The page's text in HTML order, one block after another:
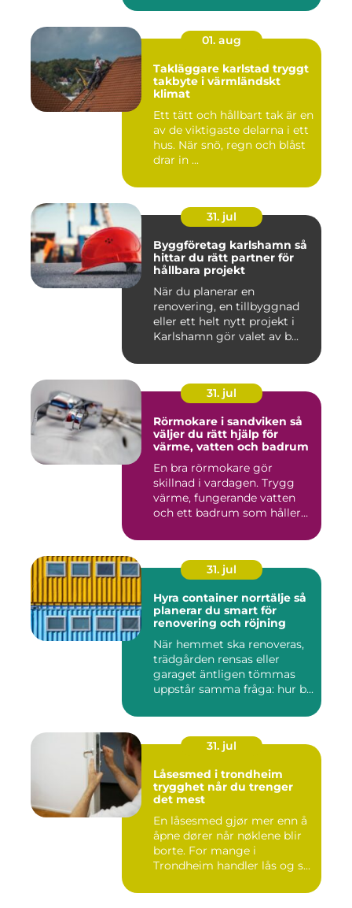
01. aug
Takläggare karlstad tryggt
takbyte i värmländskt
klimat
Ett tätt och hållbart tak är en
av de viktigaste delarna i ett
hus. När snö, regn och blåst
drar in ...
31. jul
Byggföretag karlshamn så
hittar du rätt partner för
hållbara projekt
När du planerar en
renovering, en tillbyggnad
eller ett helt nytt projekt i
Karlshamn gör valet av b...
31. jul
Rörmokare i sandviken så
väljer du rätt hjälp för
värme, vatten och badrum
En bra rörmokare gör
skillnad i vardagen. Trygg
värme, fungerande vatten
och ett badrum som håller
31. jul
Hyra container norrtälje så
planerar du smart för
renovering och röjning
När hemmet ska renoveras,
trädgården rensas eller
garaget äntligen tömmas
uppstår samma fråga: hur b...
31. jul
Låsesmed i trondheim
trygghet når du trenger
det mest
En låsesmed gjør mer enn å
åpne dører når nøklene blir
borte. For mange i
Trondheim handler lås og s...